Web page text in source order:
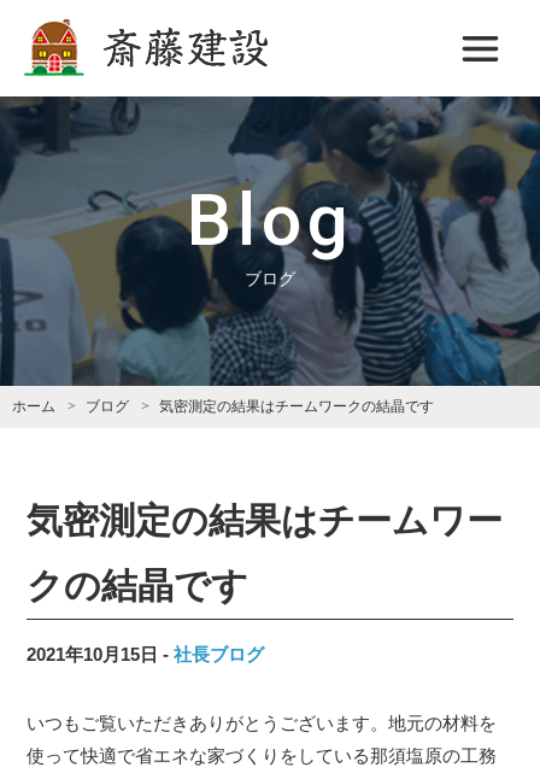
斎藤建設
Blog
ブログ
ホーム ブログ 気密測定の結果はチームワークの結晶です
気密測定の結果はチームワー
クの結晶です
2021年10月15日 社長ブログ
いつもご覧いただきありがとうございます。地元の材料を
使って快適で省エネな家づくりをしている那須塩原の工務